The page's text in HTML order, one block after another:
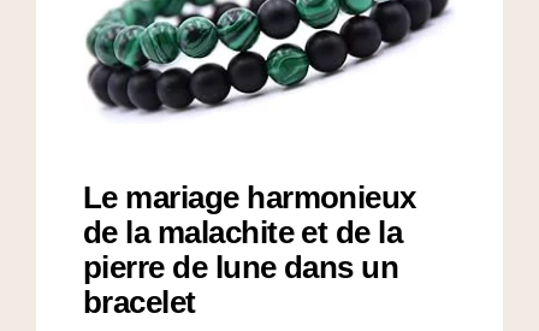
Le mariage harmonieux
de la malachite et de la
pierre de lune dans un
bracelet